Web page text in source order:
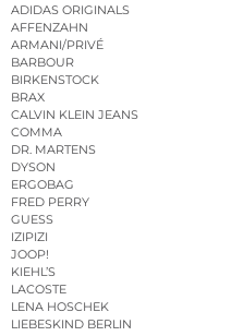
ADIDAS ORIGINALS
AFFENZAHN
ARMANI/PRIVÉ
BARBOUR
BIRKENSTOCK
BRAX
CALVIN KLEIN JEANS
COMMA
DR. MARTENS
DYSON
ERGOBAG
FRED PERRY
GUESS
IZIPIZI
JOOP!
KIEHL’S
LACOSTE
LENA HOSCHEK
LIEBESKIND BERLIN